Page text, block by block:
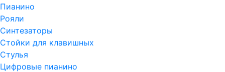
Пианино
Рояли
Синтезаторы
Стойки для клавишных
Стулья
Цифровые пианино